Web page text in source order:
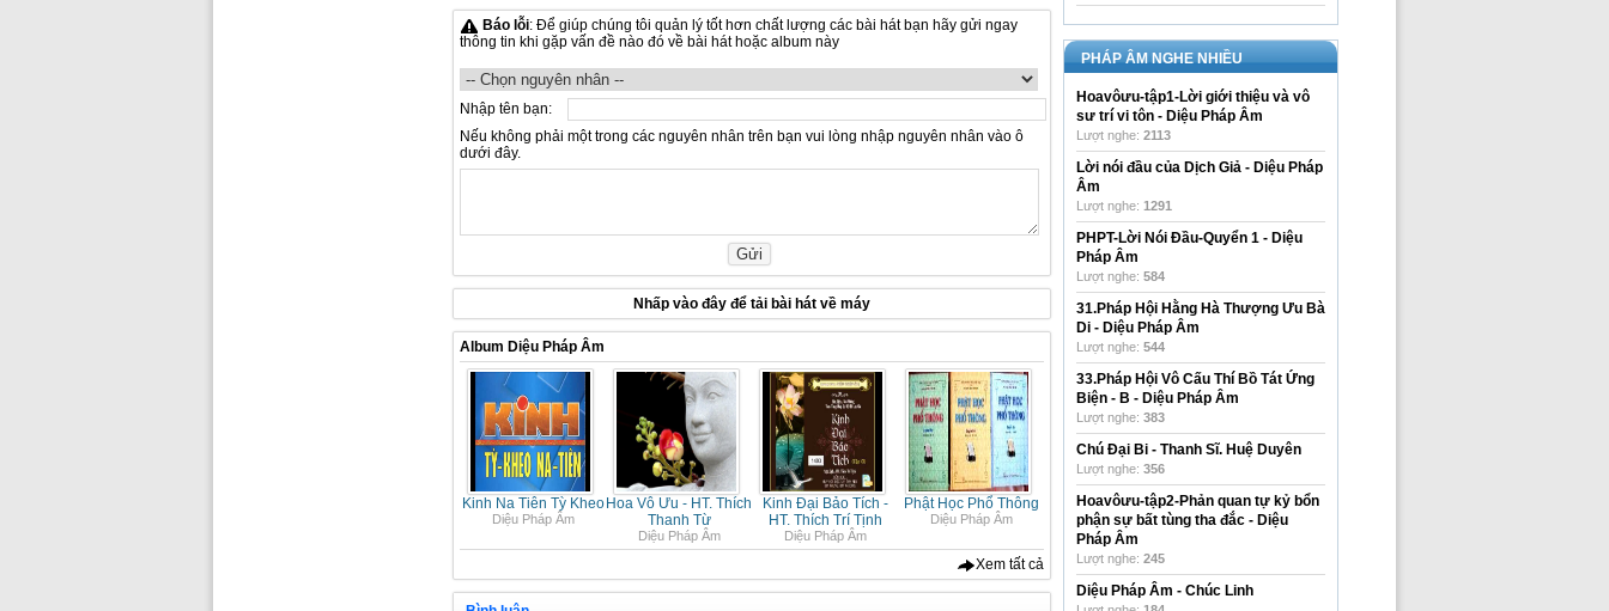
Báo lỗi: Để giúp chúng tôi quản lý tốt hơn chất lượng các bài hát bạn hãy gửi ngay
thông tin khi gặp vấn đề nào đó về bài hát hoặc album này
Nhập tên bạn:
Nếu không phải một trong các nguyên nhân trên bạn vui lòng nhập nguyên nhân vào ô
dưới đây.
Nhấp vào đây để tải bài hát về máy
Album Diệu Pháp Âm
Kinh Na Tiên Tỳ Kheo
Diệu Pháp Âm
Hoa Vô Ưu - HT. Thích
Thanh Từ
Diệu Pháp Âm
Kinh Đại Bảo Tích -
HT. Thích Trí Tịnh
Diệu Pháp Âm
Phật Học Phổ Thông
Diệu Pháp Âm
Xem tất cả
PHÁP ÂM NGHE NHIỀU
Hoavôưu-tập1-Lời giới thiệu và vô
sư trí vi tôn - Diệu Pháp Âm
Lượt nghe: 2113
Lời nói đầu của Dịch Giả - Diệu Pháp
Âm
Lượt nghe: 1291
PHPT-Lời Nói Đầu-Quyển 1 - Diệu
Pháp Âm
Lượt nghe: 584
31.Pháp Hội Hằng Hà Thượng Ưu Bà
Di - Diệu Pháp Âm
Lượt nghe: 544
33.Pháp Hội Vô Cấu Thí Bồ Tát Ứng
Biện - B - Diệu Pháp Âm
Lượt nghe: 383
Chú Đại Bi - Thanh Sĩ. Huệ Duyên
Lượt nghe: 356
Hoavôưu-tập2-Phản quan tự kỷ bổn
phận sự bất tùng tha đắc - Diệu
Pháp Âm
Lượt nghe: 245
Diệu Pháp Âm - Chúc Linh